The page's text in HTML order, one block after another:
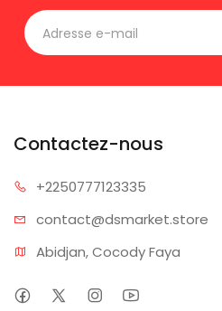
Contactez-nous
+2250777123335
contact@dsmarket.store
Abidjan, Cocody Faya